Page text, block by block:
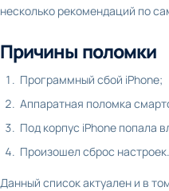
несколько рекомендаций по
Причины поломки
Программный сбой iPhone;
Аппаратная поломка
Под корпус iPhone попала
Произошел сброс настроек.
Данный список актуален и в